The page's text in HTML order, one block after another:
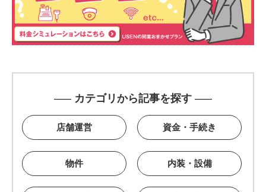
カテゴリから記事を探す
店舗運営 資金・手続き
物件 内装・設備